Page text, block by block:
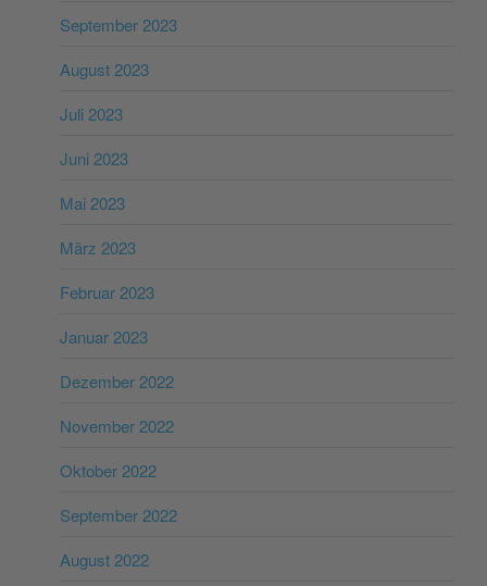
September 2023
August 2023
Juli 2023
Juni 2023
Mai 2023
März 2023
Februar 2023
Januar 2023
Dezember 2022
November 2022
Oktober 2022
September 2022
August 2022